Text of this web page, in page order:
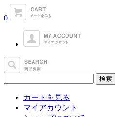
0
カートを見る
マイアカウント